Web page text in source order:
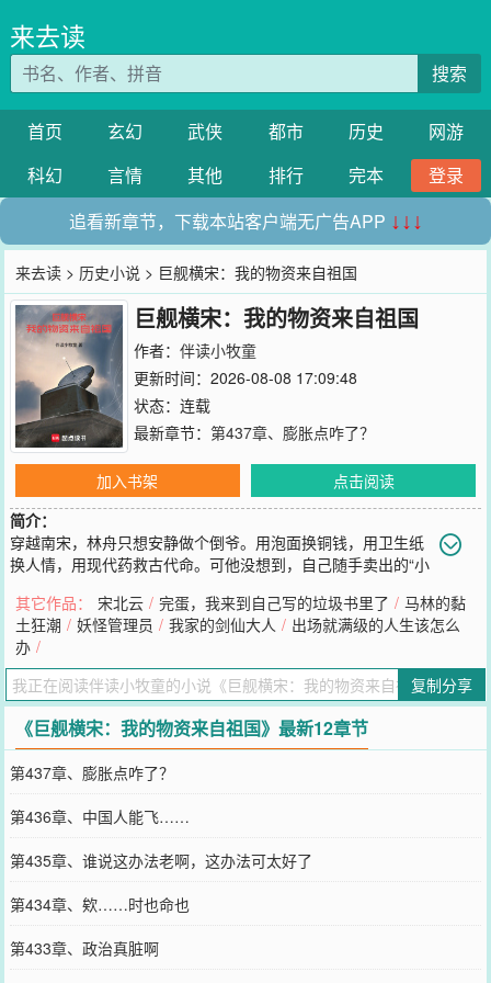
来去读
搜索
首页 玄幻 武侠 都市 历史
网游
科幻
言情 其他 排行 完本
登录
追看新章节，下载本站客户端无广告APP ↓↓↓
来去读 > 历史小说 > 巨舰横宋：我的物资来自祖国
巨舰横宋：我的物资来自祖国
作者： 伴读小牧童
更新时间：2026-08-08 17:09:48
状态：连载
最新章节： 第437章、膨胀点咋了？
加入书架
点击阅读
简介：
穿越南宋，林舟只想安静做个倒爷。用泡面换铜钱，用卫生纸
换人情，用现代药救古代命。可他没想到，自己随手卖出的“小
里，竟藏着岳飞的后人……当穿越者的身份暴露，当这个时代的暴力
机关盯上他时林舟选择掀桌：“摊牌了，我背后有人！”
您要是觉得《
向您QQ群和微博微信里的朋友推荐哦！
其它作品： 宋北云 / 完蛋，我来到自己写的垃圾书里了 / 马林的黏
土狂潮 / 妖怪管理员 / 我家的剑仙大人 / 出场就满级的人生该怎么
办 /
复制分享
《巨舰横宋：我的物资来自祖国》最新12章节
第437章、膨胀点咋了？
第436章、中国人能飞……
第435章、谁说这办法老啊，这办法可太好了
第434章、欸……时也命也
第433章、政治真脏啊